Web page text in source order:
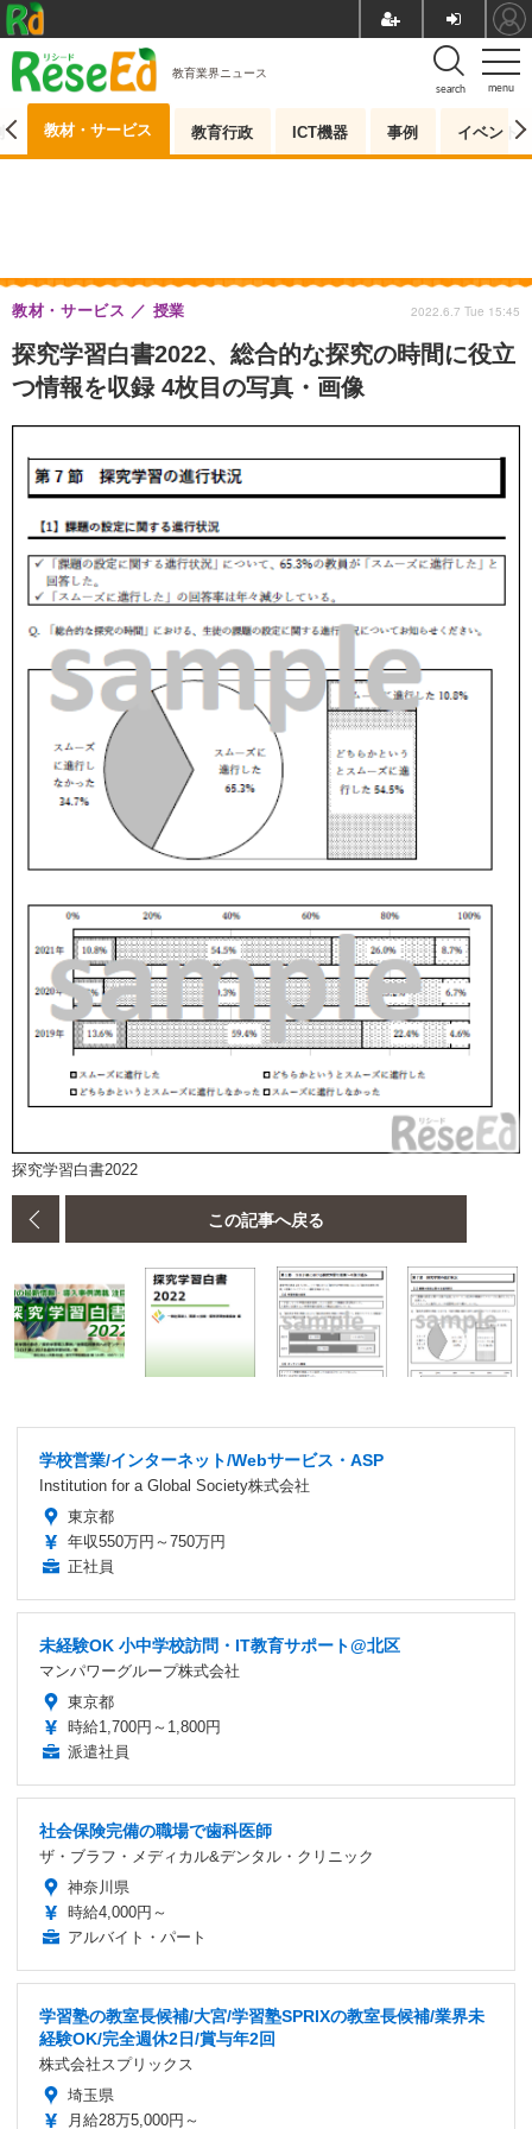
menu
search
教育業界ニュース
教材・サービス 教育行政 ICT機器 事例 イベント
探究学習白書2022、総合的な探究の時間に役立
つ情報を収録 4枚目の写真・画像
教材・サービス 授業 2022.6.7 Tue 15:45
探究学習白書2022
この記事へ戻る
学校営業/インターネット/Webサービス・ASP
Institution for a Global Society株式会社
東京都
年収550万円～750万円
正社員
未経験OK 小中学校訪問・IT教育サポート@北区
マンパワーグループ株式会社
東京都
時給1,700円～1,800円
派遣社員
社会保険完備の職場で歯科医師
ザ・ブラフ・メディカル&デンタル・クリニック
神奈川県
時給4,000円～
アルバイト・パート
学習塾の教室長候補/大宮/学習塾SPRIXの教室長候補/業界未
経験OK/完全週休2日/賞与年2回
株式会社スプリックス
埼玉県
月給28万5,000円～